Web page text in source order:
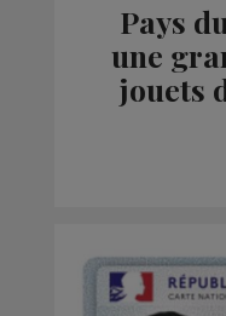
Pays
une
jouets